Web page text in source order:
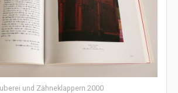
und Zähneklappern 2000